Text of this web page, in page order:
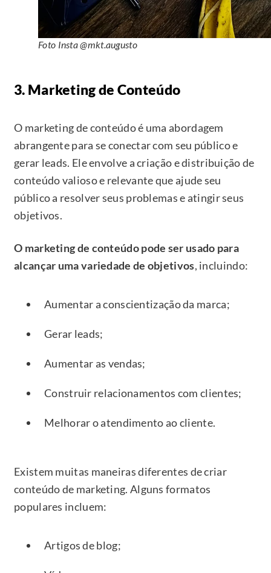
Foto Insta @mkt.augusto
3. Marketing de Conteúdo
O marketing de conteúdo é uma abordagem
abrangente para se conectar com seu público e
gerar leads. Ele envolve a criação e distribuição de
conteúdo valioso e relevante que ajude seu
público a resolver seus problemas e atingir seus
objetivos.
O marketing de conteúdo pode ser usado para
alcançar uma variedade de objetivos, incluindo:
Aumentar a conscientização da marca;
Gerar leads;
Aumentar as vendas;
Construir relacionamentos com clientes;
Melhorar o atendimento ao cliente.
Existem muitas maneiras diferentes de criar
conteúdo de marketing. Alguns formatos
populares incluem:
Artigos de blog;